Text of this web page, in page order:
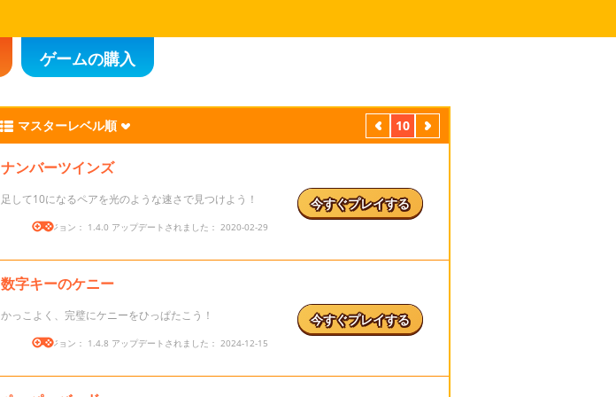
ゲームの購入
マスターレベル順 前 10 次
ナンバーツインズ
足して10になるペアを光のような速さで見つけよう！
バージョン： 1.4.0 アップデートされました： 2020-02-29
今すぐプレイする
数字キーのケニー
かっこよく、完璧にケニーをひっぱたこう！
バージョン： 1.4.8 アップデートされました： 2024-12-15
今すぐプレイする